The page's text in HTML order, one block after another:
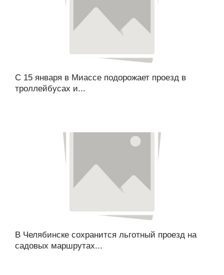
С 15 января в Миассе подорожает проезд в
троллейбусах и...
В Челябинске сохранится льготный проезд на
садовых маршрутах...